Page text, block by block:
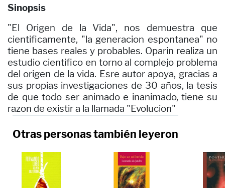
Sinopsis
"El Origen de la Vida", nos demuestra que
cientificamente, "la generacion espontanea" no
tiene bases reales y probables. Oparin realiza un
estudio cientifico en torno al complejo problema
del origen de la vida. Esre autor apoya, gracias a
sus propias investigaciones de 30 años, la tesis
de que todo ser animado e inanimado, tiene su
razon de existir a la llamada "Evolucion"
Otras personas también leyeron